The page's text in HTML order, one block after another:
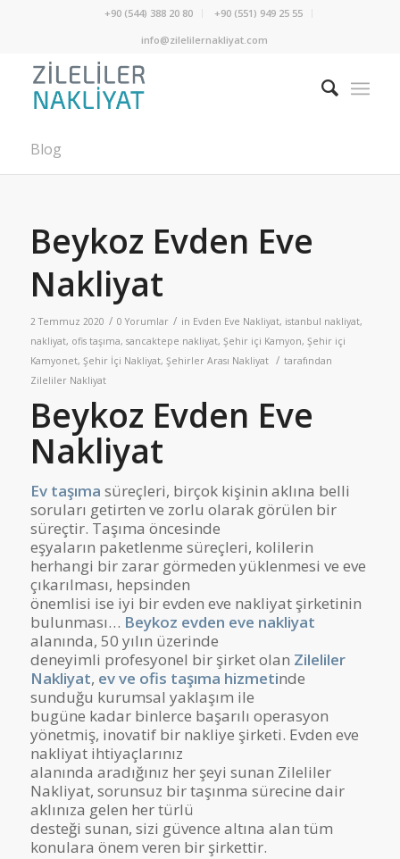
+90 (544) 388 20 80
+90 (551) 949 25 55
info@zilelilernakliyat.com
Blog
Beykoz Evden Eve
Nakliyat
2 Temmuz 2020 / 0 Yorumlar / in Evden Eve Nakliyat, istanbul nakliyat,
nakliyat, ofis taşıma, sancaktepe nakliyat, Şehir içi Kamyon, Şehir içi
Kamyonet, Şehir İçi Nakliyat, Şehirler Arası Nakliyat / tarafından
Zileliler Nakliyat
Beykoz Evden Eve
Nakliyat
Ev taşıma süreçleri, birçok kişinin aklına belli
soruları getirten ve zorlu olarak görülen bir
süreçtir. Taşıma öncesinde
eşyaların paketlenme süreçleri, kolilerin
herhangi bir zarar görmeden yüklenmesi ve eve
çıkarılması, hepsinden
önemlisi ise iyi bir evden eve nakliyat şirketinin
bulunması… Beykoz evden eve nakliyat
alanında, 50 yılın üzerinde
deneyimli profesyonel bir şirket olan Zileliler
Nakliyat, ev ve ofis taşıma hizmetinde
sunduğu kurumsal yaklaşım ile
bugüne kadar binlerce başarılı operasyon
yönetmiş, inovatif bir nakliye şirketi. Evden eve
nakliyat ihtiyaçlarınız
alanında aradığınız her şeyi sunan Zileliler
Nakliyat, sorunsuz bir taşınma sürecine dair
aklınıza gelen her türlü
desteği sunan, sizi güvence altına alan tüm
konulara önem veren bir şirkettir.